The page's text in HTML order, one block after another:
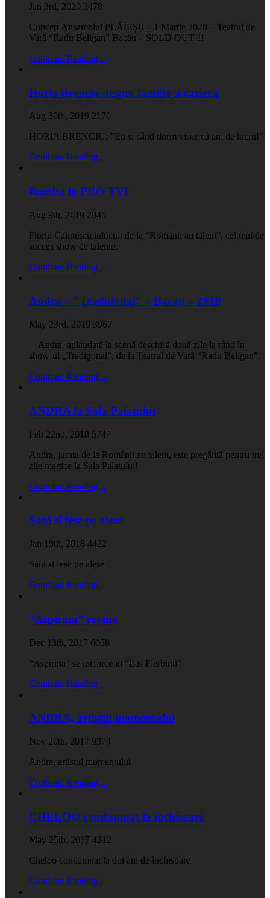
Jan 3rd, 2020 3478
Concert Ansamblul PLĂIEȘII – 1 Martie 2020 – Teatrul de
Vară “Radu Beligan” Bacău – SOLD OUT!!!
Continue Reading...
Horia Brenciu despre familie si cariera
Aug 30th, 2019 2170
HORIA BRENCIU: ”Eu și când dorm visez că am de lucru!”
Continue Reading...
Bomba la PRO TV!
Aug 9th, 2019 2946
Florin Calinescu inlocuit de la “Romanii au talent”, cel mai de
succes show de talente.
Continue Reading...
Andra – “Traditional” – Bacau – 2019
May 23rd, 2019 3967
Andra, aplaudată la scenă deschisă două zile la rând în
show-ul „Tradiţional”, de la Teatrul de Vară “Radu Beligan”.
Continue Reading...
ANDRA la Sala Palatului
Feb 22nd, 2018 5747
Andra, jurata de la Românii au talent, este pregătită pentru trei
zile magice la Sala Palatului!
Continue Reading...
Sani si fese pe alese
Jan 19th, 2018 4422
Sani si fese pe alese
Continue Reading...
“Aspirina” revine
Dec 13th, 2017 6058
“Aspirina” se intoarce in “Las Fierbinti”
Continue Reading...
ANDRA, artistul momentului
Nov 20th, 2017 9374
Andra, artistul momentului
Continue Reading...
CHELOO condamnat la închisoare
May 25th, 2017 4212
Cheloo condamnat la doi ani de închisoare
Continue Reading...